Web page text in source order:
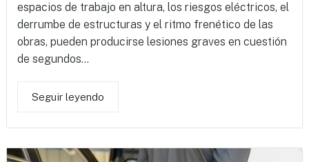
espacios de trabajo en altura, los riesgos eléctricos, el
derrumbe de estructuras y el ritmo frenético de las
obras, pueden producirse lesiones graves en cuestión
de segundos...
Seguir leyendo